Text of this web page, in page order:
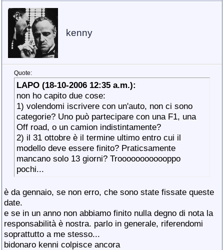
kenny
Quote:
LAPO (18-10-2006 12:35 a.m.):
non ho capito due cose:
1) volendomi iscrivere con un'auto, non ci sono
categorie? Uno può partecipare con una F1, una
Off road, o un camion indistintamente?
2) il 31 ottobre è il termine ultimo entro cui il
modello deve essere finito? Praticsamente
mancano solo 13 giorni? Troooooooooooppo
pochi...
è da gennaio, se non erro, che sono state fissate queste
date.
e se in un anno non abbiamo finito nulla degno di nota la
responsabilità è nostra. parlo in generale, riferendomi
soprattutto a me stesso...
bidonaro kenni colpisce ancora